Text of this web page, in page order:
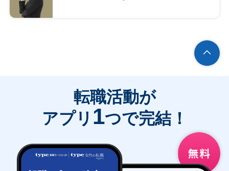
転職活動が
アプリ 1つで完結！